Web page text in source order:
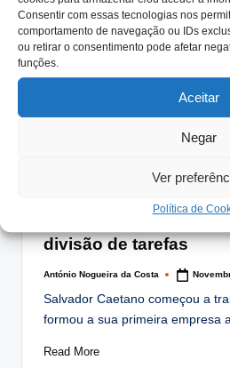
Consentir com essas tecnologias nos
comportamento de navegação ou IDs
ou retirar o consentimento pode afetar
funções.
Aceitar
Negar
Ver
Política de
Quando o bom
divisão de tarefas
Posted
António Nogueira da Costa
Salvador Caetano começou a
formou a sua primeira empresa
Read More